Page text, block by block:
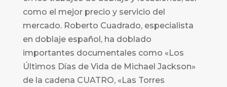
como el mejor precio y servicio del
mercado. Roberto Cuadrado, especialista
en doblaje español, ha doblado
importantes documentales como «Los
Últimos Días de Vida de Michael Jackson»
de la cadena CUATRO, «Las Torres